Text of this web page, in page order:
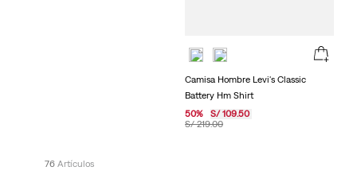
Camisa Hombre Levi's Classic
Battery Hm Shirt
S/ 219.00
50% S/ 109.50
76